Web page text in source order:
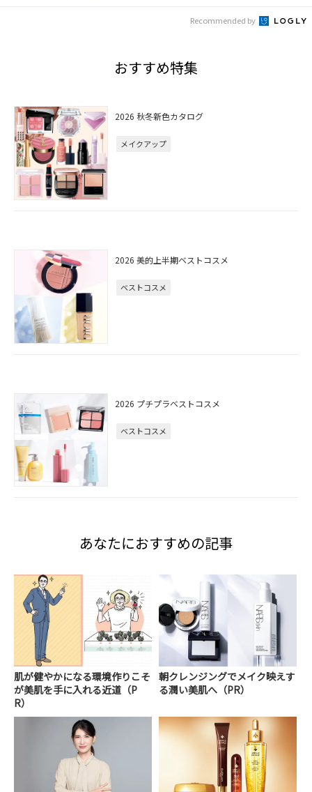
Recommended by
おすすめ特集
2026 秋冬新色カタログ
メイクアップ
2026 美的上半期ベストコスメ
ベストコスメ
2026 プチプラベストコスメ
ベストコスメ
あなたにおすすめの記事
肌が健やかになる環境作りこそ
が美肌を手に入れる近道（P
R）
朝クレンジングでメイク映えす
る潤い美肌へ（PR）